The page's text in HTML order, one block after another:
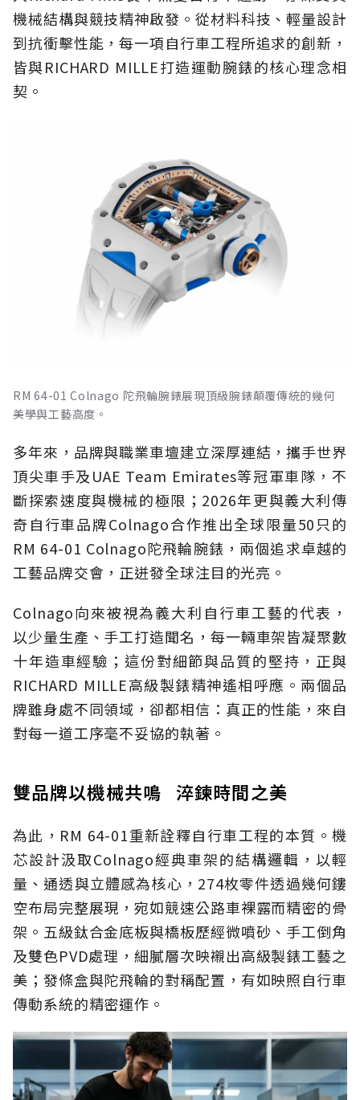
機械結構與競技精神啟發。從材料科技、輕量設計
到抗衝擊性能，每一項自行車工程所追求的創新，
皆與RICHARD MILLE打造運動腕錶的核心理念相
契。
RM 64-01 Colnago 陀飛輪腕錶展現頂級腕錶顛覆傳統的幾何
美學與工藝高度。
多年來，品牌與職業車壇建立深厚連結，攜手世界
頂尖車手及UAE Team Emirates等冠軍車隊，不
斷探索速度與機械的極限；2026年更與義大利傳
奇自行車品牌Colnago合作推出全球限量50只的
RM 64-01 Colnago陀飛輪腕錶，兩個追求卓越的
工藝品牌交會，正迸發全球注目的光亮。
Colnago向來被視為義大利自行車工藝的代表，
以少量生產、手工打造聞名，每一輛車架皆凝聚數
十年造車經驗；這份對細節與品質的堅持，正與
RICHARD MILLE高級製錶精神遙相呼應。兩個品
牌雖身處不同領域，卻都相信：真正的性能，來自
對每一道工序毫不妥協的執著。
雙品牌以機械共鳴 淬鍊時間之美
為此，RM 64-01重新詮釋自行車工程的本質。機
芯設計汲取Colnago經典車架的結構邏輯，以輕
量、通透與立體感為核心，274枚零件透過幾何鏤
空布局完整展現，宛如競速公路車裸露而精密的骨
架。五級鈦合金底板與橋板歷經微噴砂、手工倒角
及雙色PVD處理，細膩層次映襯出高級製錶工藝之
美；發條盒與陀飛輪的對稱配置，有如映照自行車
傳動系統的精密運作。